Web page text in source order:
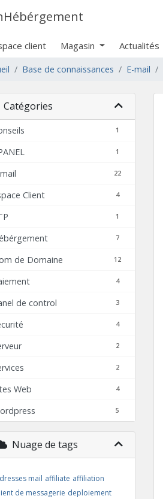
client Magasin Actualités
Base de connaissances E-mail
Catégories
1
1
22
4
Client
1
7
12
de Domaine
4
3
de control
4
2
2
4
Web
5
Nuage de tags
mail affiliate affiliation
de messagerie deploiement